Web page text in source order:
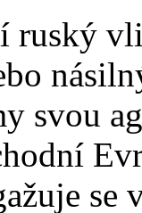
ruský
svou